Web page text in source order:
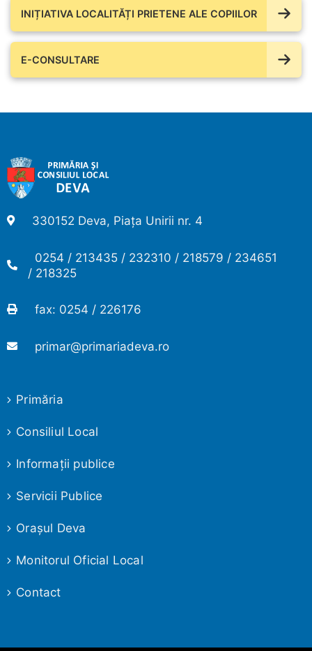
INIȚIATIVA LOCALITĂȚI PRIETENE ALE COPIILOR
E-CONSULTARE
330152 Deva, Piața Unirii nr. 4
0254 / 213435 / 232310 / 218579 / 234651
/ 218325
fax: 0254 / 226176
primar@primariadeva.ro
Primăria
Consiliul Local
Informaţii publice
Servicii Publice
Oraşul Deva
Monitorul Oficial Local
Contact